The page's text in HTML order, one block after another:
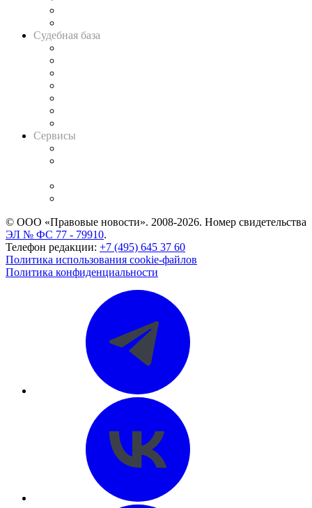
Судебная база
Сервисы
© ООО «Правовые новости». 2008-2026. Номер свидетельства
ЭЛ № ФС 77 - 79910.
Телефон редакции: +7 (495) 645 37 60
Политика использования cookie-файлов
Политика конфиденциальности